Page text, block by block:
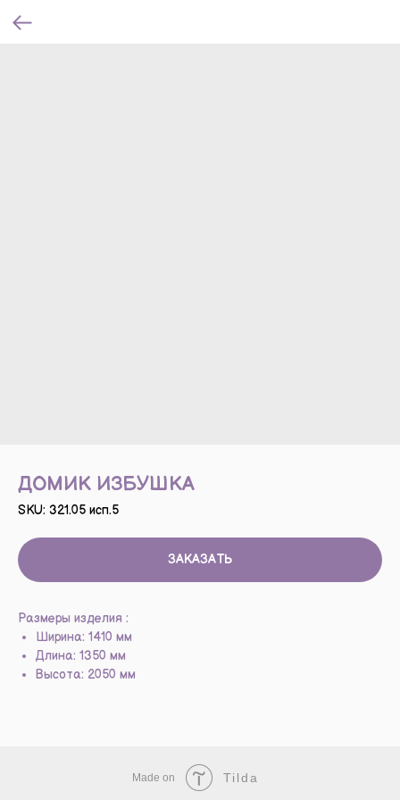
ДОМИК ИЗБУШКА
SKU: 321.05 исп.5
ЗАКАЗАТЬ
Размеры изделия :
Ширина: 1410 мм
Длина: 1350 мм
Высота: 2050 мм
Made on Tilda